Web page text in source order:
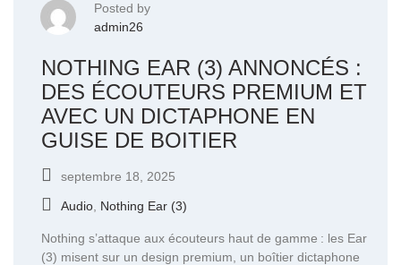
Posted by
admin26
NOTHING EAR (3) ANNONCÉS :
DES ÉCOUTEURS PREMIUM ET
AVEC UN DICTAPHONE EN
GUISE DE BOITIER
septembre 18, 2025
Audio Nothing Ear (3)
Nothing s’attaque aux écouteurs haut de gamme : les Ear
(3) misent sur un design premium, un boîtier dictaphone